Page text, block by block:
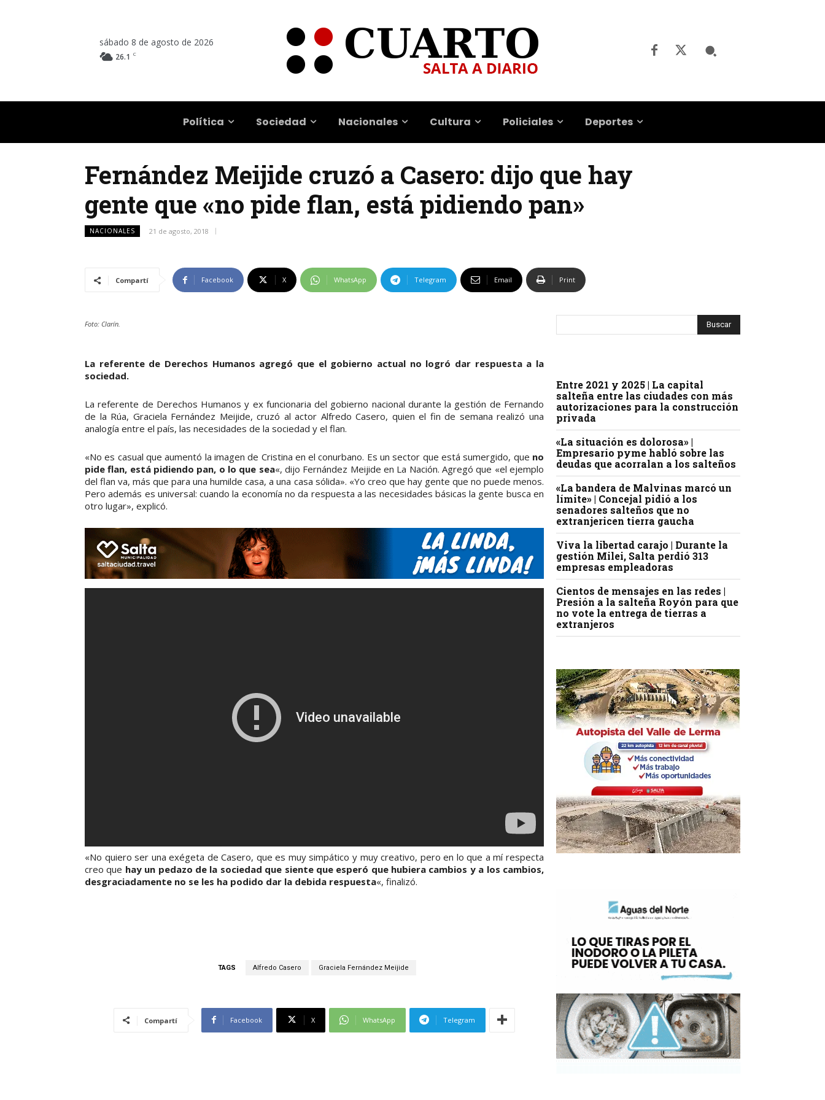
sábado 8 de agosto de 2026
26.1 C
Política Sociedad Nacionales Cultura Policiales Deportes
Fernández Meijide cruzó a Casero: dijo que hay
gente que «no pide flan, está pidiendo pan»
NACIONALES 21 de agosto, 2018
Compartí Facebook X WhatsApp Telegram Email Print
Foto: Clarín.
La referente de Derechos Humanos agregó que el gobierno actual no logró dar respuesta a la
sociedad.
La referente de Derechos Humanos y ex funcionaria del gobierno nacional durante la gestión de Fernando
de la Rúa, Graciela Fernández Meijide, cruzó al actor Alfredo Casero, quien el fin de semana realizó una
analogía entre el país, las necesidades de la sociedad y el flan.
«No es casual que aumentó la imagen de Cristina en el conurbano. Es un sector que está sumergido, que no
pide flan, está pidiendo pan, o lo que sea«, dijo Fernández Meijide en La Nación. Agregó que «el ejemplo
del flan va, más que para una humilde casa, a una casa sólida». «Yo creo que hay gente que no puede menos.
Pero además es universal: cuando la economía no da respuesta a las necesidades básicas la gente busca en
otro lugar», explicó.
«No quiero ser una exégeta de Casero, que es muy simpático y muy creativo, pero en lo que a mí respecta
creo que hay un pedazo de la sociedad que siente que esperó que hubiera cambios y a los cambios,
desgraciadamente no se les ha podido dar la debida respuesta«, finalizó.
TAGS Alfredo Casero Graciela Fernández Meijide
Compartí Facebook X WhatsApp Telegram
Entre 2021 y 2025 | La capital
salteña entre las ciudades con más
autorizaciones para la construcción
privada
«La situación es dolorosa» |
Empresario pyme habló sobre las
deudas que acorralan a los salteños
«La bandera de Malvinas marcó un
límite» | Concejal pidió a los
senadores salteños que no
extranjericen tierra gaucha
Viva la libertad carajo | Durante la
gestión Milei, Salta perdió 313
empresas empleadoras
Cientos de mensajes en las redes |
Presión a la salteña Royón para que
no vote la entrega de tierras a
extranjeros